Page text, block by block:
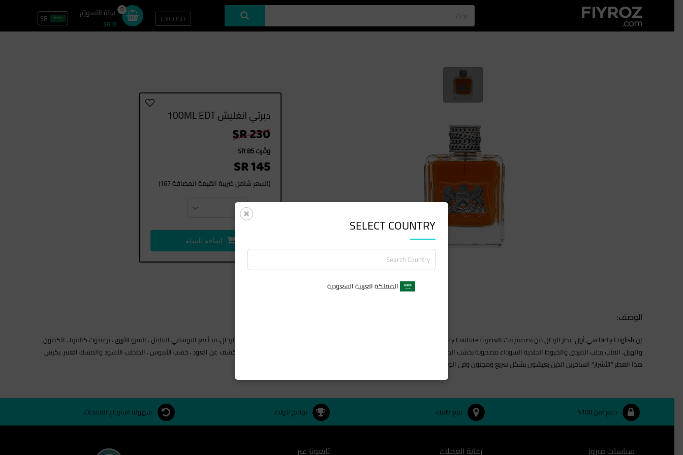
ENGLISH
0 سلة التسوق
SR 0
SR الصفحة الرئيسية تسجيل الدخول / سجل
ديرتي انغليش 100ML EDT
SR 230
وفّرت SR 85
SR 145
(السعر شامل ضريبة القيمة المضافة 167)
العدد 1
إضافة للسلة
الوصف:
إن Dirty English هي أول عطر للرجال من تصميم بيت العصرية Juicy Couture. سيكون العطر متوفرًا في مارس 2008بحجك 100 مل. تم إصدار Dirty English للرجال. يبدأ مع اليوسفي الفلفل ، السرو الأزرق ، برغموت كالابريا ، الكمون
والهيل. القلب يجلب المردق والخيوط الجلدية السوداء مصحوبة بخشب الصندل والأرز الأطلس وجذر نجيل الهند الذي يخلق تأثيرا مميتا ، في حين أن القاعدة تكشف عن العود ، خشب الأبنوس ، الطحلب الأسود والمسك العنبر. يكرس
هذا العطر "الأشرار" الساحرين الذين يعيشون بشكل سريع ومجنون وفي الوقت الحالي.
دفع آمن 100% تتبع طلبك برنامج الولاء سهولة استرجاع المنتجات
سياسات فيروز رعاية العملاء تابعونا عبر
SELECT COUNTRY
المملكة العربية السعودية